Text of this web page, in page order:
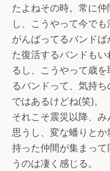
たよねその時。常に
し、こうやって今で
がんばってるバンド
た復活するバンドも
るし、こうやって歳
るバンドって、気持
ではあるけどね(笑)。
それこそ震災以降、
思うし、変な蟠りと
持った仲間が集まっ
うのは凄く感じる。